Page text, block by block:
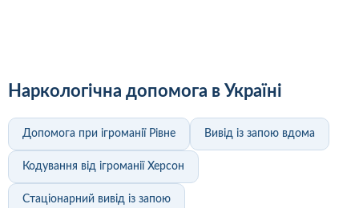
Наркологічна допомога в Україні
Допомога при ігроманії Рівне Вивід із запою вдома
Кодування від ігроманії Херсон
Стаціонарний вивід із запою